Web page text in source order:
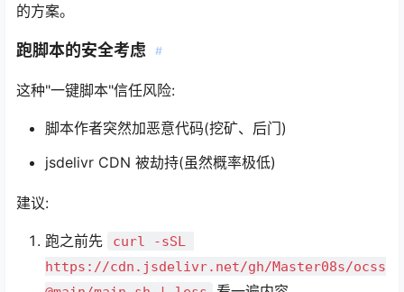
的方案。
跑脚本的安全考虑 #
这种"一键脚本"信任风险:
脚本作者突然加恶意代码(挖矿、后门)
jsdelivr CDN 被劫持(虽然概率极低)
建议:
跑之前先
curl -sSL
https://cdn.jsdelivr.net/gh/Master08s/ocss